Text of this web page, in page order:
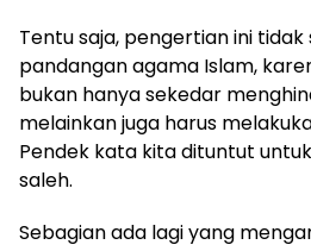
Tentu saja, pengertian ini
pandangan agama Islam,
bukan hanya sekedar
melainkanjuga harus
Pendek kata kita dituntut
saleh.
Sebagian ada lagi yang